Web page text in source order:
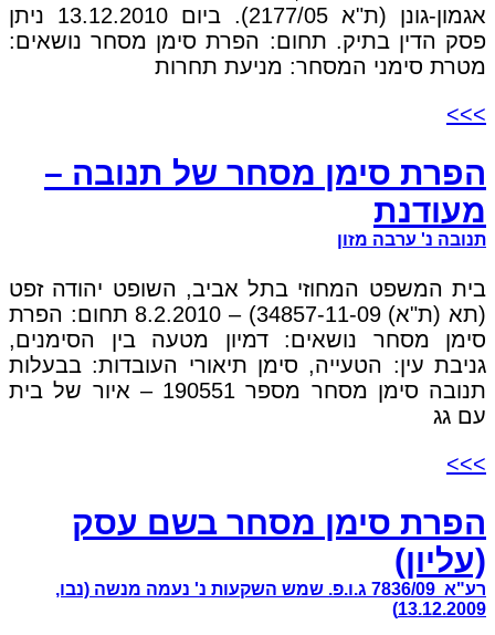
אגמון-גונן (ת"א 2177/05). ביום 13.12.2010 ניתן
פסק הדין בתיק. תחום: הפרת סימן מסחר נושאים:
מטרת סימני המסחר: מניעת תחרות
>>>
הפרת סימן מסחר של תנובה –
מעודנת
תנובה נ' ערבה מזון
בית המשפט המחוזי בתל אביב, השופט יהודה זפט
(תא (ת"א) 34857-11-09) – 8.2.2010 תחום: הפרת
סימן מסחר נושאים: דמיון מטעה בין הסימנים,
גניבת עין: הטעייה, סימן תיאורי העובדות: בבעלות
תנובה סימן מסחר מספר 190551 – איור של בית
עם גג
>>>
הפרת סימן מסחר בשם עסק
(עליון)
רע"א 7836/09 ג.ו.פ. שמש השקעות נ' נעמה מנשה (נבו,
13.12.2009)